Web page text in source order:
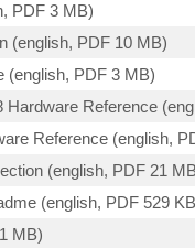
PDF 3 MB)
(english, PDF 10 MB)
(english, PDF 3 MB)
Reference
Reference (english,
(english, PDF 21
(english, PDF 529
MB)